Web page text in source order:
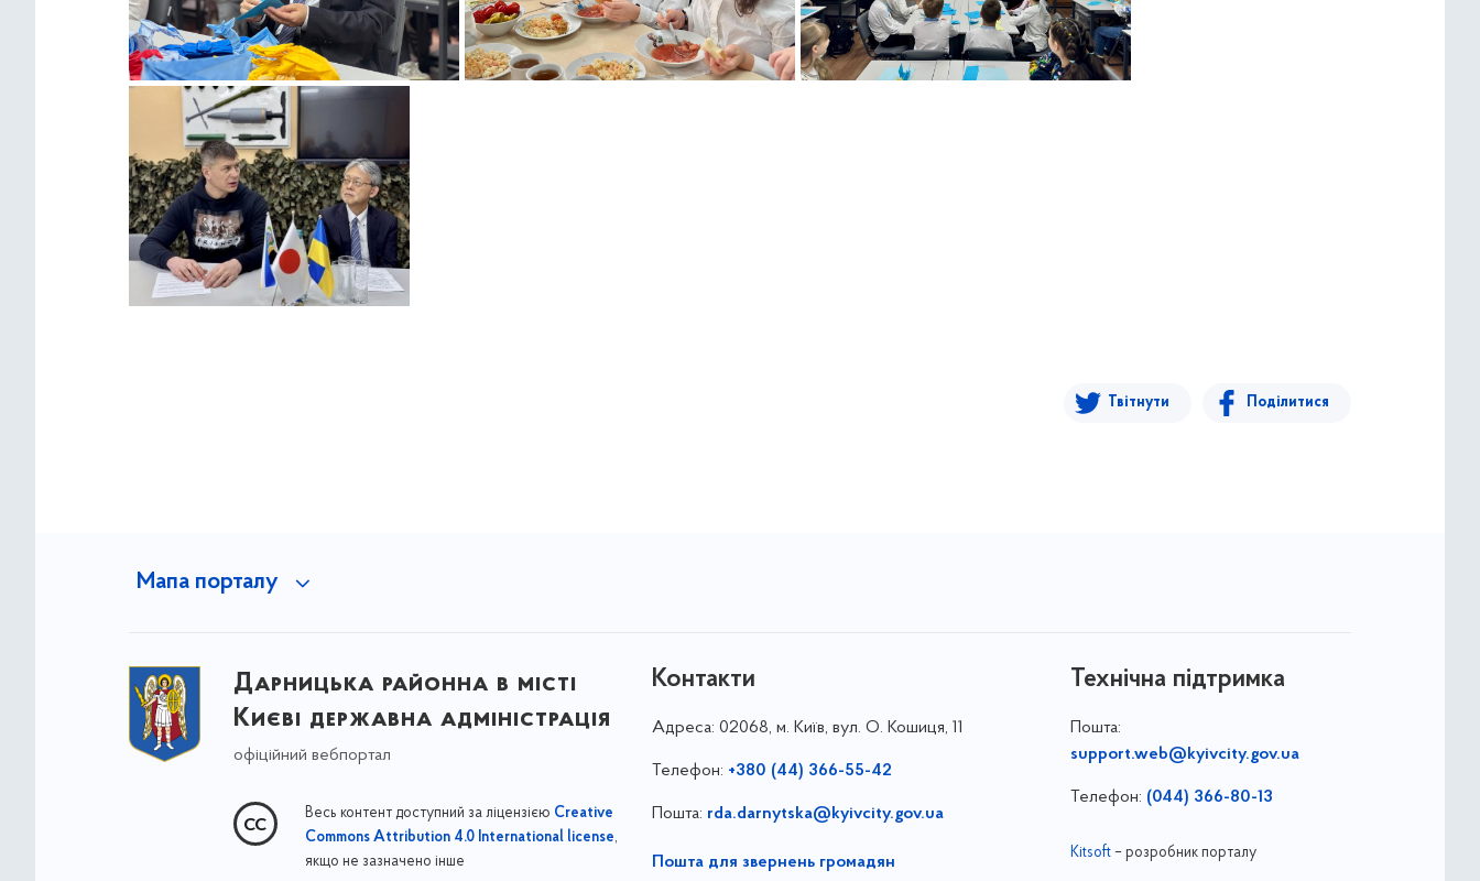
Твітнути Поділитися
Мапа порталу
Дарницька районна в місті
Києві державна адміністрація
офіційний вебпортал
Весь контент доступний за ліцензією Creative
Commons Attribution 4.0 International license,
якщо не зазначено інше
Контакти
Адреса: 02068, м. Київ, вул. О. Кошиця, 11
Телефон: +380 (44) 366-55-42
Пошта: rda.darnytska@kyivcity.gov.ua
Пошта для звернень громадян
Технічна підтримка
Пошта:
support.web@kyivcity.gov.ua
Телефон: (044) 366-80-13
Kitsoft– розробник порталу